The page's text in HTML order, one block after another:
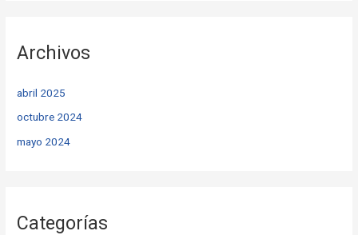
Archivos
abril 2025
octubre 2024
mayo 2024
Categorías